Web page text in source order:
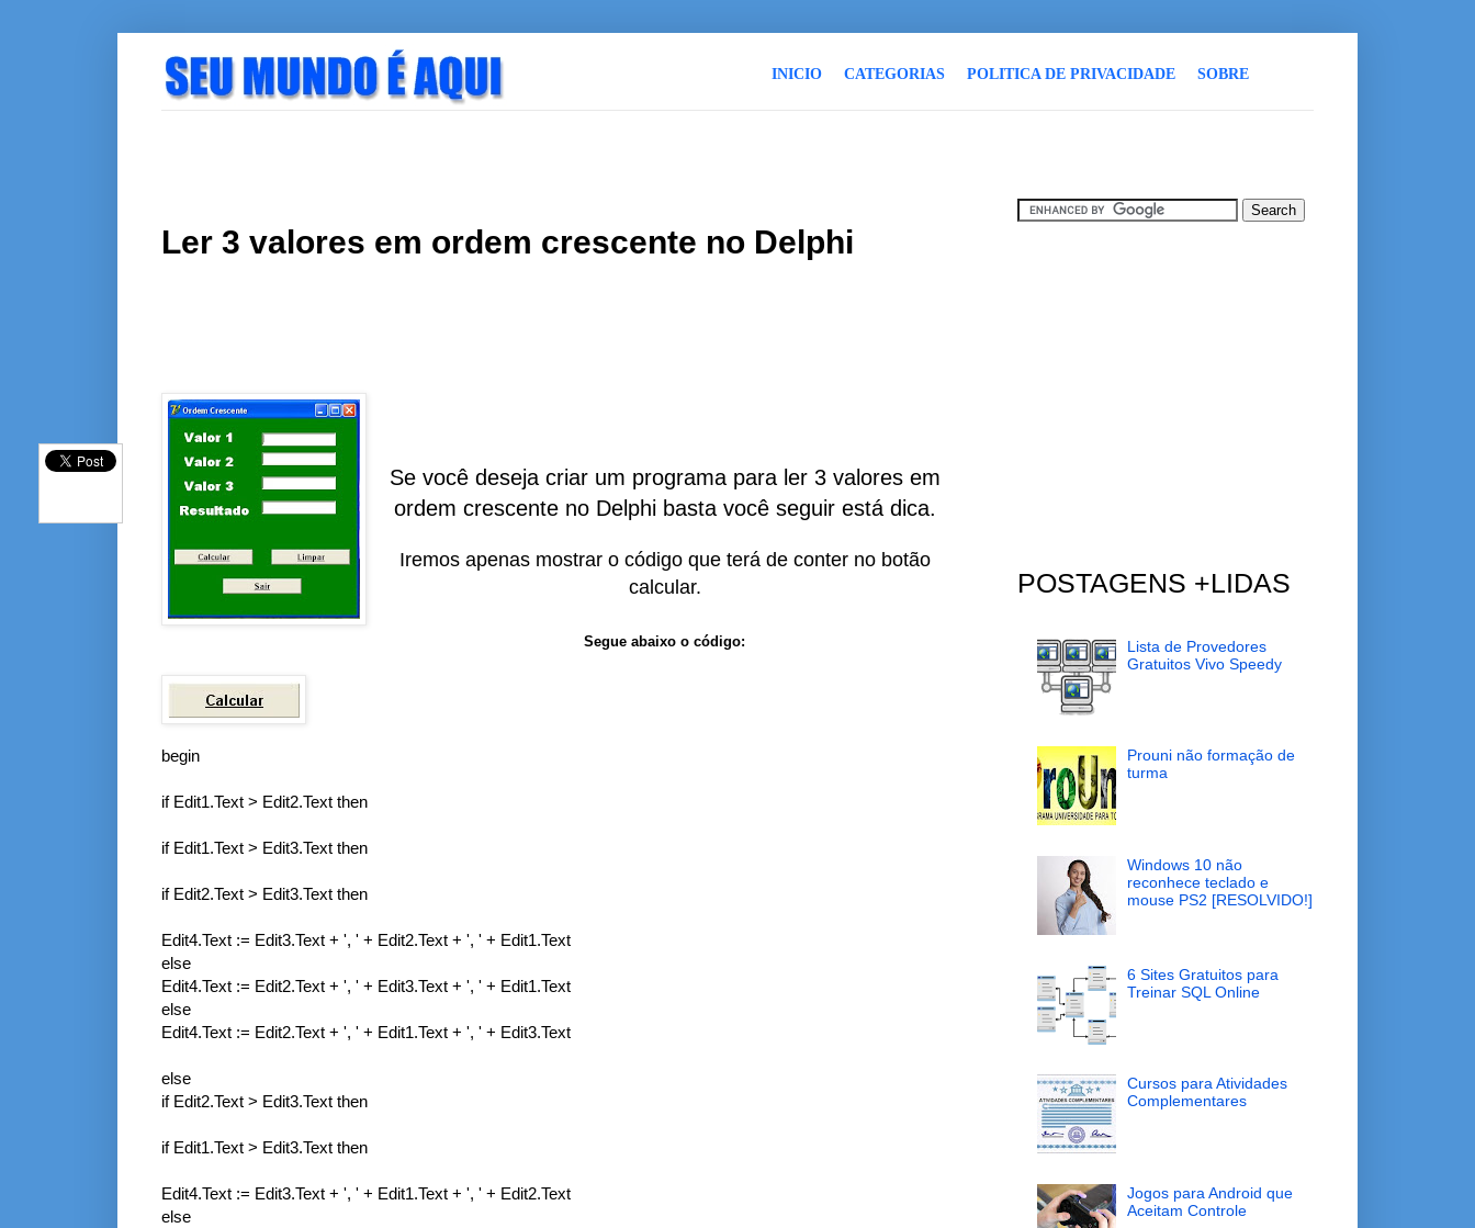
INICIO CATEGORIAS POLITICA DE PRIVACIDADE SOBRE
Ler 3 valores em ordem crescente no Delphi
Se você deseja criar um programa para ler 3 valores em
ordem crescente no Delphi basta você seguir está dica.
Iremos apenas mostrar o código que terá de conter no botão
calcular.
Segue abaixo o código:
begin
if Edit1.Text > Edit2.Text then
if Edit1.Text > Edit3.Text then
if Edit2.Text > Edit3.Text then
Edit4.Text := Edit3.Text + ', ' + Edit2.Text + ', ' + Edit1.Text
else
Edit4.Text := Edit2.Text + ', ' + Edit3.Text + ', ' + Edit1.Text
else
Edit4.Text := Edit2.Text + ', ' + Edit1.Text + ', ' + Edit3.Text
else
if Edit2.Text > Edit3.Text then
if Edit1.Text > Edit3.Text then
Edit4.Text := Edit3.Text + ', ' + Edit1.Text + ', ' + Edit2.Text
else
POSTAGENS +LIDAS
Lista de Provedores
Gratuitos Vivo Speedy
Prouni não formação de
turma
Windows 10 não
reconhece teclado e
mouse PS2 [RESOLVIDO!]
6 Sites Gratuitos para
Treinar SQL Online
Cursos para Atividades
Complementares
Jogos para Android que
Aceitam Controle